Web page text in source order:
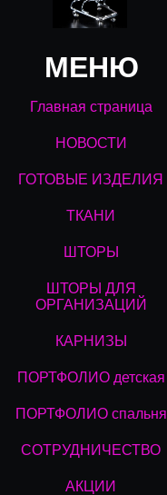
МЕНЮ
Главная страница
НОВОСТИ
ГОТОВЫЕ ИЗДЕЛИЯ
ТКАНИ
ШТОРЫ
ШТОРЫ ДЛЯ
ОРГАНИЗАЦИЙ
КАРНИЗЫ
ПОРТФОЛИО детская
ПОРТФОЛИО спальня
СОТРУДНИЧЕСТВО
АКЦИИ